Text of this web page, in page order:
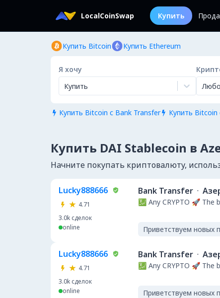
LocalCoinSwap Купить
Купить Bitcoin Купить Ethereum
Я хочу
Купить
 Купить Bitcoin с Bank Transfer  Купить Bitcoin
Купить DAI Stablecoin в
Начните покупать криптовалюту,
Lucky888666
4.71
3.0k сделок
online
Bank Transfer ·
💹 Any CRYPTO 🚀
Приветствуем новых
Lucky888666
4.71
3.0k сделок
online
Bank Transfer ·
💹 Any CRYPTO 🚀
Приветствуем новых